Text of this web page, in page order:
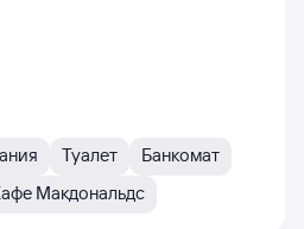
Туалет
Банкомат
Кафе Макдональдс